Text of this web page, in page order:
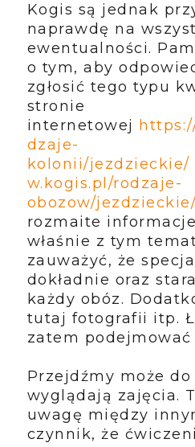
Kogis są jednak
naprawdę na
ewentualności.
o tym, aby
zgłosić tego typu
stronie
internetowej
dzaje-
kolonii/jezdzieckie/
w.kogis.pl/rodzaje-
obozow/jezdzieckie/
rozmaite
właśnie z tym
zauważyć, że
dokładnie oraz
każdy obóz.
tutaj fotografii itp.
zatem podejmować
Przejdźmy może
wyglądają zajęcia.
uwagę między
czynnik, że